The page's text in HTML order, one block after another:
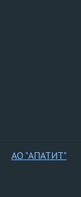
АО "АПАТИТ"